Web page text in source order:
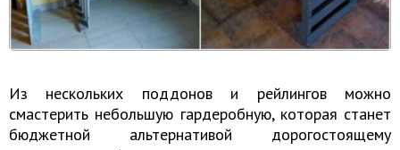
Из нескольких поддонов и рейлингов можно
смастерить небольшую гардеробную, которая станет
бюджетной альтернативой дорогостоящему